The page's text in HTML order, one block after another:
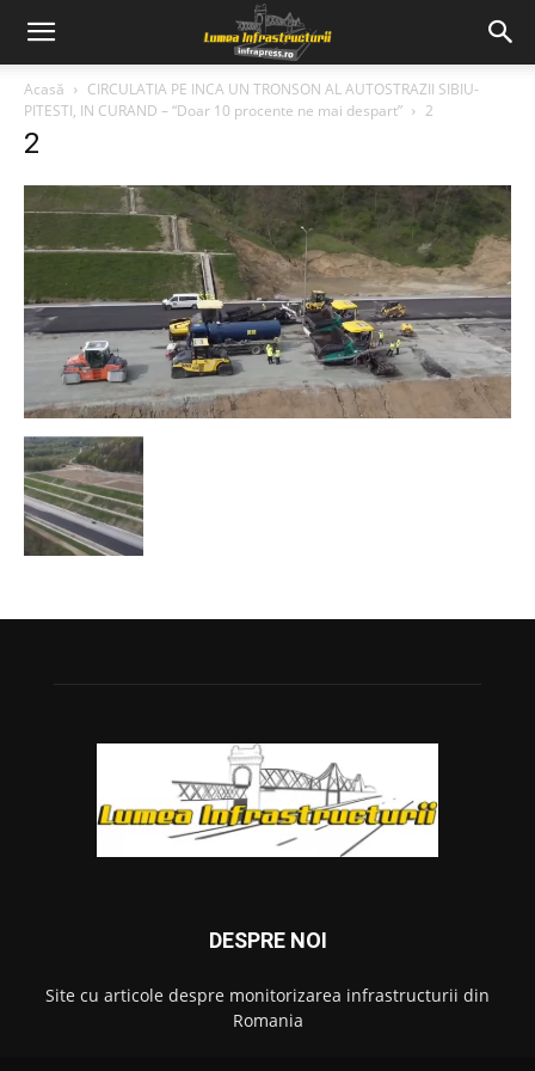
Acasă
CIRCULATIA PE INCA UN TRONSON AL AUTOSTRAZII SIBIU-
PITESTI, IN CURAND – “Doar 10 procente ne mai despart”
2
2
DESPRE NOI
Site cu articole despre monitorizarea infrastructurii din
Romania